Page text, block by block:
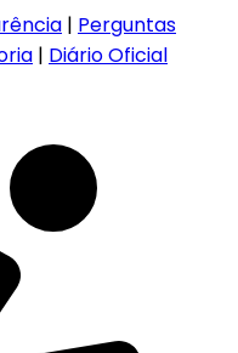
| Perguntas
| Diário Oficial